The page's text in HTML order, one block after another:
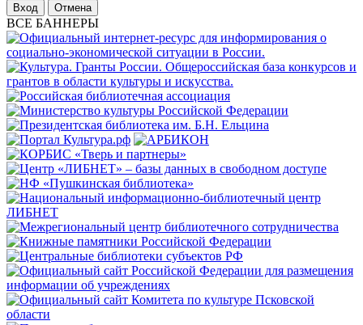
Отмена
ВСЕ БАННЕРЫ